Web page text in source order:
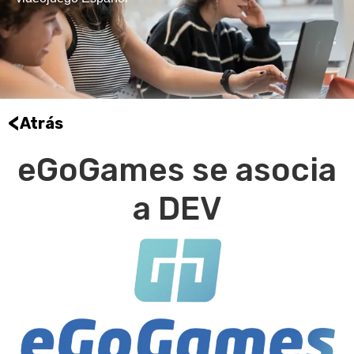
<Atrás
eGoGames se asocia
a DEV